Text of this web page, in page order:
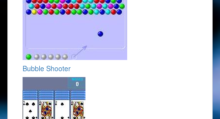
Bubble Shooter